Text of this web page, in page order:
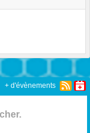
+ d'évènements